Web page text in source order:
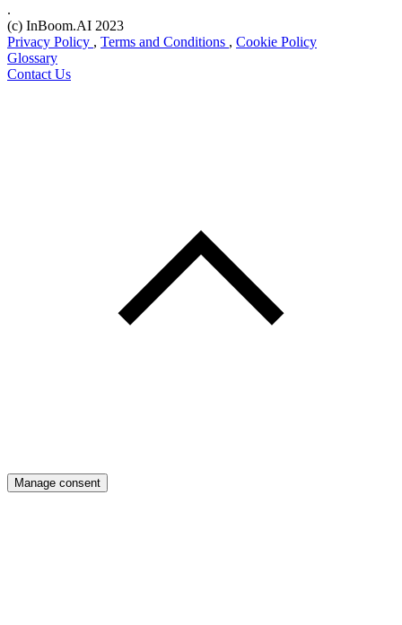
.
(c) InBoom.AI 2023
Privacy Policy , Terms and Conditions , Cookie Policy
Glossary
Contact Us
Manage consent